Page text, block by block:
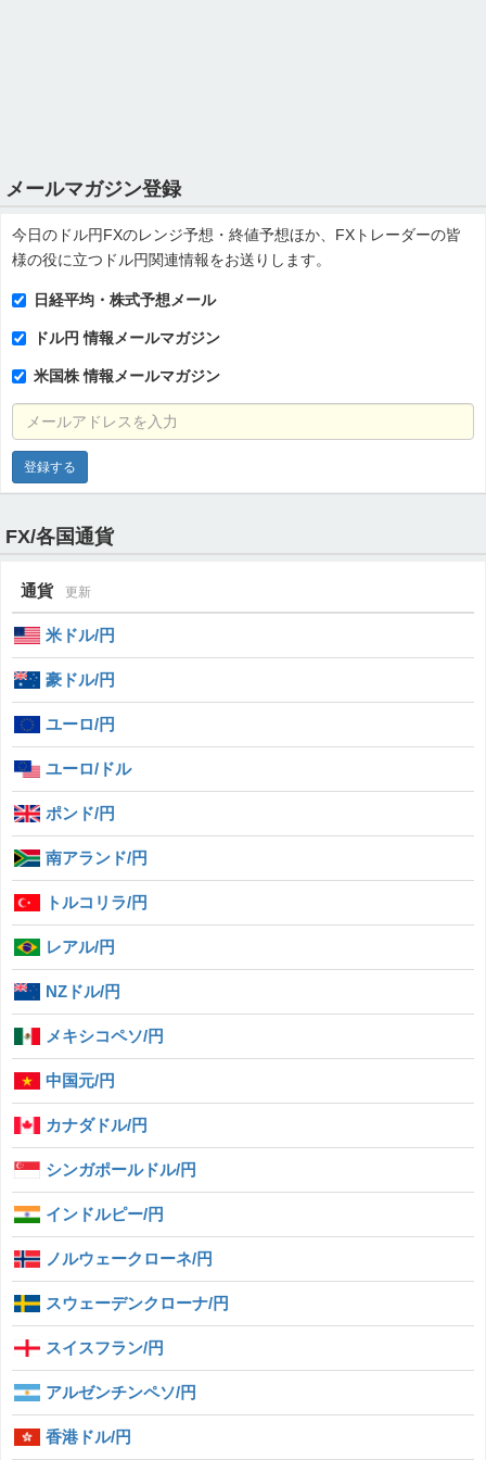
メールマガジン登録
今日のドル円FXのレンジ予想・終値予想ほか、FXトレーダーの皆
様の役に立つドル円関連情報をお送りします。
日経平均・株式予想メール
ドル円 情報メールマガジン
米国株 情報メールマガジン
メールアドレスを入力
FX/各国通貨
通貨 更新
米ドル/円
豪ドル/円
ユーロ/円
ユーロ/ドル
ポンド/円
南アランド/円
トルコリラ/円
レアル/円
NZドル/円
メキシコペソ/円
中国元/円
カナダドル/円
シンガポールドル/円
インドルピー/円
ノルウェークローネ/円
スウェーデンクローナ/円
スイスフラン/円
アルゼンチンペソ/円
香港ドル/円